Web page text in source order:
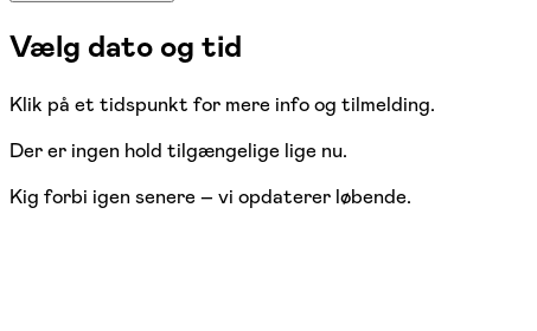
Vælg dato og tid
Klik på et tidspunkt for mere info og tilmelding.
Der er ingen hold tilgængelige lige nu.
Kig forbi igen senere – vi opdaterer løbende.